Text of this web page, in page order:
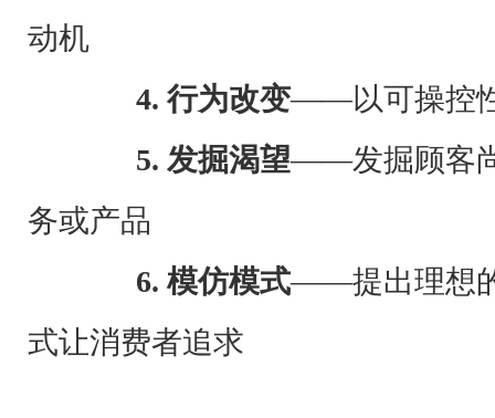
动机
4. 行为改变——以可操控
5. 发掘渴望——发掘顾客
务或产品
6. 模仿模式——提出理想
式让消费者追求